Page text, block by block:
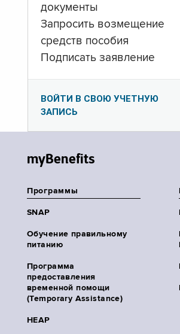
документы
Запросить возмещение
средств пособия
Подписать заявление
ВОЙТИ В СВОЮ УЧЕТНУЮ
ЗАПИСЬ
myBenefits
Программы
SNAP
Обучение правильному
питанию
Программа
предоставления
временной помощи
(Temporary Assistance)
HEAP